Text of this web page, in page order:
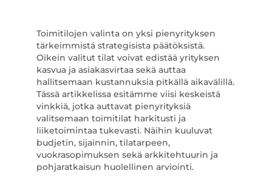
Toimitilojen valinta on yksi pienyrityksen
tärkeimmistä strategisista päätöksistä.
Oikein valitut tilat voivat edistää yrityksen
kasvua ja asiakasvirtaa sekä auttaa
hallitsemaan kustannuksia pitkällä aikavälillä.
Tässä artikkelissa esitämme viisi keskeistä
vinkkiä, jotka auttavat pienyrityksiä
valitsemaan toimitilat harkitusti ja
liiketoimintaa tukevasti. Näihin kuuluvat
budjetin, sijainnin, tilatarpeen,
vuokrasopimuksen sekä arkkitehtuurin ja
pohjaratkaisun huolellinen arviointi.